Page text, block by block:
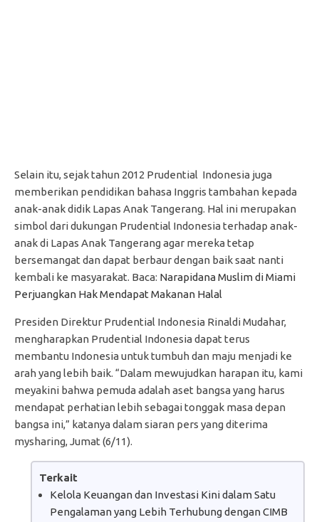
Selain itu, sejak tahun 2012 Prudential Indonesia juga
memberikan pendidikan bahasa Inggris tambahan kepada
anak-anak didik Lapas Anak Tangerang. Hal ini merupakan
simbol dari dukungan Prudential Indonesia terhadap anak-
anak di Lapas Anak Tangerang agar mereka tetap
bersemangat dan dapat berbaur dengan baik saat nanti
kembali ke masyarakat. Baca: Narapidana Muslim di Miami
Perjuangkan Hak Mendapat Makanan Halal
Presiden Direktur Prudential Indonesia Rinaldi Mudahar,
mengharapkan Prudential Indonesia dapat terus
membantu Indonesia untuk tumbuh dan maju menjadi ke
arah yang lebih baik. “Dalam mewujudkan harapan itu, kami
meyakini bahwa pemuda adalah aset bangsa yang harus
mendapat perhatian lebih sebagai tonggak masa depan
bangsa ini,” katanya dalam siaran pers yang diterima
mysharing, Jumat (6/11).
Terkait
Kelola Keuangan dan Investasi Kini dalam Satu
Pengalaman yang Lebih Terhubung dengan CIMB